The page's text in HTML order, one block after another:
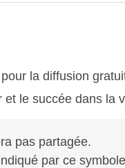
la diffusion
et le succée dans la
pas partagée.
par ce